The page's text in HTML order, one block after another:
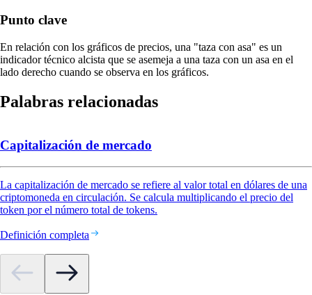
Punto clave
En relación con los gráficos de precios, una "taza con asa" es un
indicador técnico alcista que se asemeja a una taza con un asa en el
lado derecho cuando se observa en los gráficos.
Palabras relacionadas
Capitalización de mercado
La capitalización de mercado se refiere al valor total en dólares de una
criptomoneda en circulación. Se calcula multiplicando el precio del
token por el número total de tokens.
Definición completa